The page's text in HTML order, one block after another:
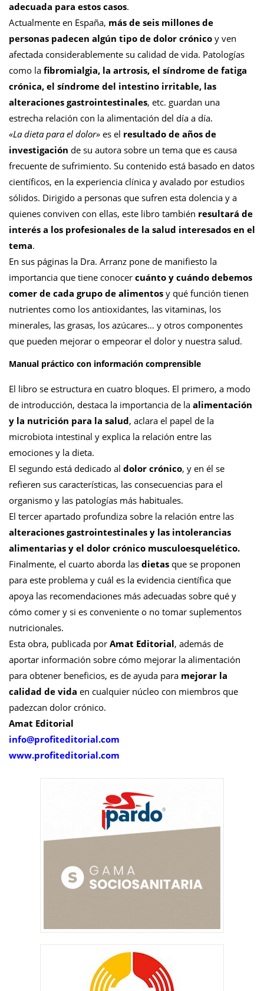
adecuada para estos casos.
Actualmente en España, más de seis millones de
personas padecen algún tipo de dolor crónico y ven
afectada considerablemente su calidad de vida. Patologías
como la fibromialgia, la artrosis, el síndrome de fatiga
crónica, el síndrome del intestino irritable, las
alteraciones gastrointestinales, etc. guardan una
estrecha relación con la alimentación del día a día.
«La dieta para el dolor» es el resultado de años de
investigación de su autora sobre un tema que es causa
frecuente de sufrimiento. Su contenido está basado en datos
científicos, en la experiencia clínica y avalado por estudios
sólidos. Dirigido a personas que sufren esta dolencia y a
quienes conviven con ellas, este libro también resultará de
interés a los profesionales de la salud interesados en el
tema.
En sus páginas la Dra. Arranz pone de manifiesto la
importancia que tiene conocer cuánto y cuándo debemos
comer de cada grupo de alimentos y qué función tienen
nutrientes como los antioxidantes, las vitaminas, los
minerales, las grasas, los azúcares… y otros componentes
que pueden mejorar o empeorar el dolor y nuestra salud.
Manual práctico con información comprensible
El libro se estructura en cuatro bloques. El primero, a modo
de introducción, destaca la importancia de la alimentación
y la nutrición para la salud, aclara el papel de la
microbiota intestinal y explica la relación entre las
emociones y la dieta.
El segundo está dedicado al dolor crónico, y en él se
refieren sus características, las consecuencias para el
organismo y las patologías más habituales.
El tercer apartado profundiza sobre la relación entre las
alteraciones gastrointestinales y las intolerancias
alimentarias y el dolor crónico musculoesquelético.
Finalmente, el cuarto aborda las dietas que se proponen
para este problema y cuál es la evidencia científica que
apoya las recomendaciones más adecuadas sobre qué y
cómo comer y si es conveniente o no tomar suplementos
nutricionales.
Esta obra, publicada por Amat Editorial, además de
aportar información sobre cómo mejorar la alimentación
para obtener beneficios, es de ayuda para mejorar la
calidad de vida en cualquier núcleo con miembros que
padezcan dolor crónico.
Amat Editorial
info@profiteditorial.com
www.profiteditorial.com